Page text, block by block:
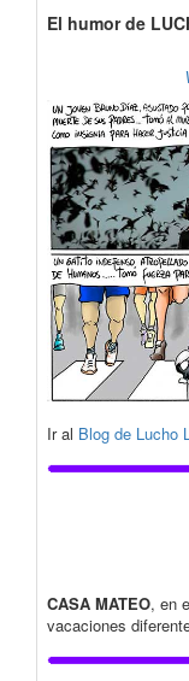
El humor de
Ir al Blog de Lucho
CASA MATEO, en
vacaciones